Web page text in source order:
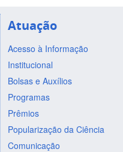
Atuação
Acesso à Informação
Institucional
Bolsas e Auxílios
Programas
Prêmios
Popularização da Ciência
Comunicação